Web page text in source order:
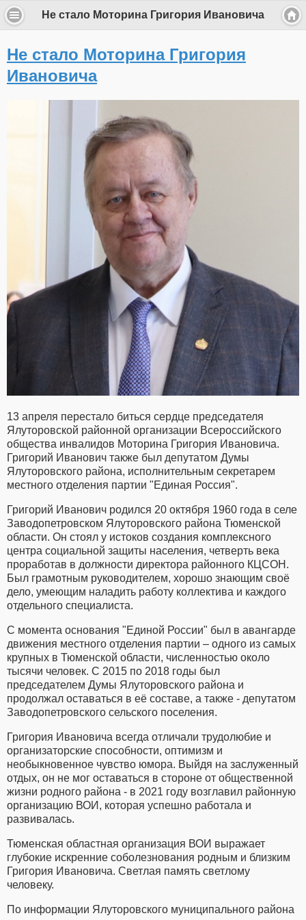
Не стало Моторина Григория Ивановича
Не стало Моторина Григория
Ивановича
13 апреля перестало биться сердце председателя
Ялуторовской районной организации Всероссийского
общества инвалидов Моторина Григория Ивановича.
Григорий Иванович также был депутатом Думы
Ялуторовского района, исполнительным секретарем
местного отделения партии "Единая Россия".
Григорий Иванович родился 20 октября 1960 года в селе
Заводопетровском Ялуторовского района Тюменской
области. Он стоял у истоков создания комплексного
центра социальной защиты населения, четверть века
проработав в должности директора районного КЦСОН.
Был грамотным руководителем, хорошо знающим своё
дело, умеющим наладить работу коллектива и каждого
отдельного специалиста.
С момента основания "Единой России" был в авангарде
движения местного отделения партии – одного из самых
крупных в Тюменской области, численностью около
тысячи человек. С 2015 по 2018 годы был
председателем Думы Ялуторовского района и
продолжал оставаться в её составе, а также - депутатом
Заводопетровского сельского поселения.
Григория Ивановича всегда отличали трудолюбие и
организаторские способности, оптимизм и
необыкновенное чувство юмора. Выйдя на заслуженный
отдых, он не мог оставаться в стороне от общественной
жизни родного района - в 2021 году возглавил районную
организацию ВОИ, которая успешно работала и
развивалась.
Тюменская областная организация ВОИ выражает
глубокие искренние соболезнования родным и близким
Григория Ивановича. Светлая память светлому
человеку.
По информации Ялуторовского муниципального района